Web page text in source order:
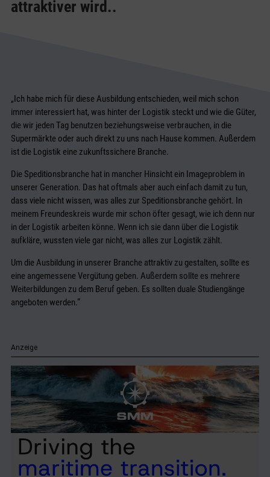
attraktiver wird..
„Ich habe mich für diese Ausbildung entschieden, weil mich schon
immer interessiert hat, was hinter der Logistik steckt und wie die Güter,
die wir jeden Tag benutzen beziehungsweise verbrauchen, in die
Supermärkte oder auch direkt zu uns nach Hause kommen. Außerdem
ist die Logistik eine zukunftssichere Branche.
Die Speditionsbranche hat in mancher Hinsicht ein Imageproblem in
unserer Generation. Das hat oftmals aber auch einfach damit zu tun,
dass viele nicht wissen, was alles zur Speditionsbranche gehört. In
meinem Freundeskreis wurde mir schon öfter gesagt, wie ich denn nur
in der Logistik arbeiten könne. Wenn ich sie dann über die Logistik
aufkläre, wussten viele gar nicht, was alles zur Logistik zählt.
Um die Ausbildung in unserer Branche attraktiv zu gestalten, sollte es
eine angemessene Vergütung geben. Außerdem sollte es mehrere
Weiterbildungen zu dem Beruf geben. Es sollten duale Studiengänge
angeboten werden.“
Anzeige